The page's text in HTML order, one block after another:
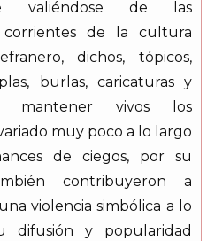
valiéndose de las
corrientes de la cultura
dichos, tópicos,
burlas, caricaturas y
mantener vivos los
muy poco a lo largo
de ciegos, por su
contribuyeron a
violencia simbólica a lo
difusión y popularidad